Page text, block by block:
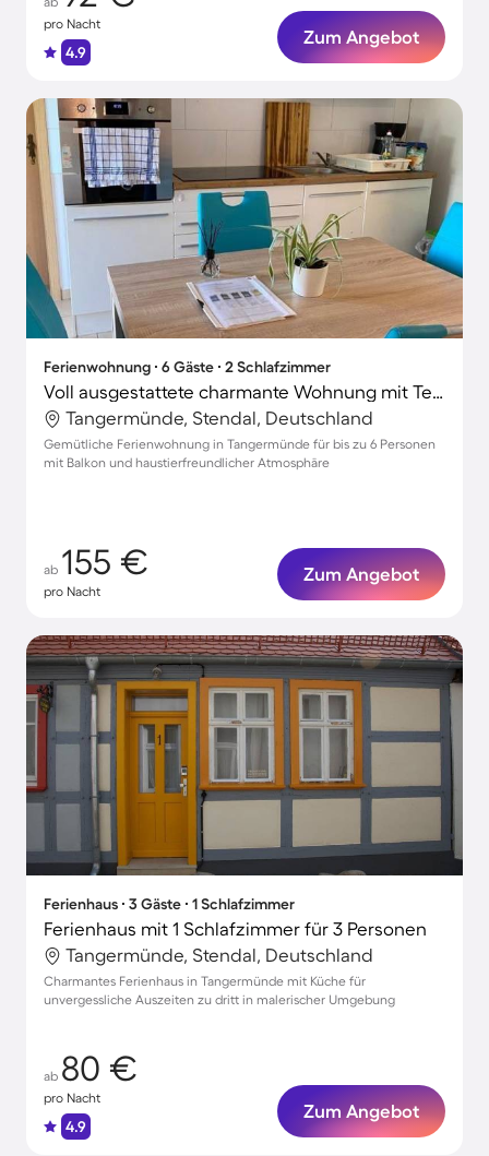
pro Nacht
4.9
Zum Angebot
Ferienwohnung ∙ 6 Gäste ∙ 2 Schlafzimmer
Voll ausgestattete charmante Wohnung mit Terrasse | Haustiere sind willkommen
Tangermünde, Stendal, Deutschland
Gemütliche Ferienwohnung in Tangermünde für bis zu 6 Personen
mit Balkon und haustierfreundlicher Atmosphäre
ab 155 €
pro Nacht
Zum Angebot
Ferienhaus ∙ 3 Gäste ∙ 1 Schlafzimmer
Ferienhaus mit 1 Schlafzimmer für 3 Personen
Tangermünde, Stendal, Deutschland
Charmantes Ferienhaus in Tangermünde mit Küche für
unvergessliche Auszeiten zu dritt in malerischer Umgebung
ab 80 €
pro Nacht
4.9
Zum Angebot